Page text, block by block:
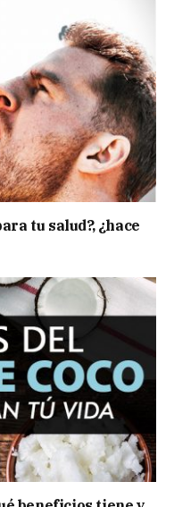
tu salud?, ¿hace